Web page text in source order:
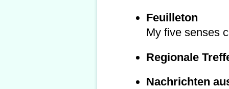
Feuilleton
My five senses
Regionale
Nachrichten